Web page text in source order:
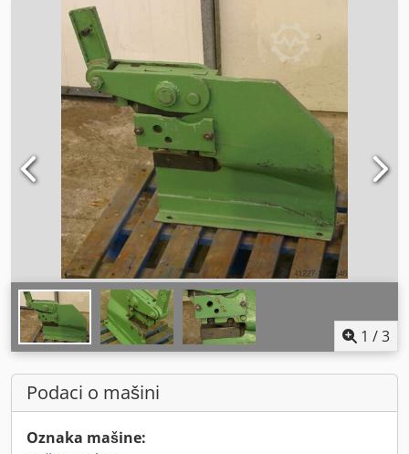
1 /3
Podaci o mašini
Oznaka mašine: